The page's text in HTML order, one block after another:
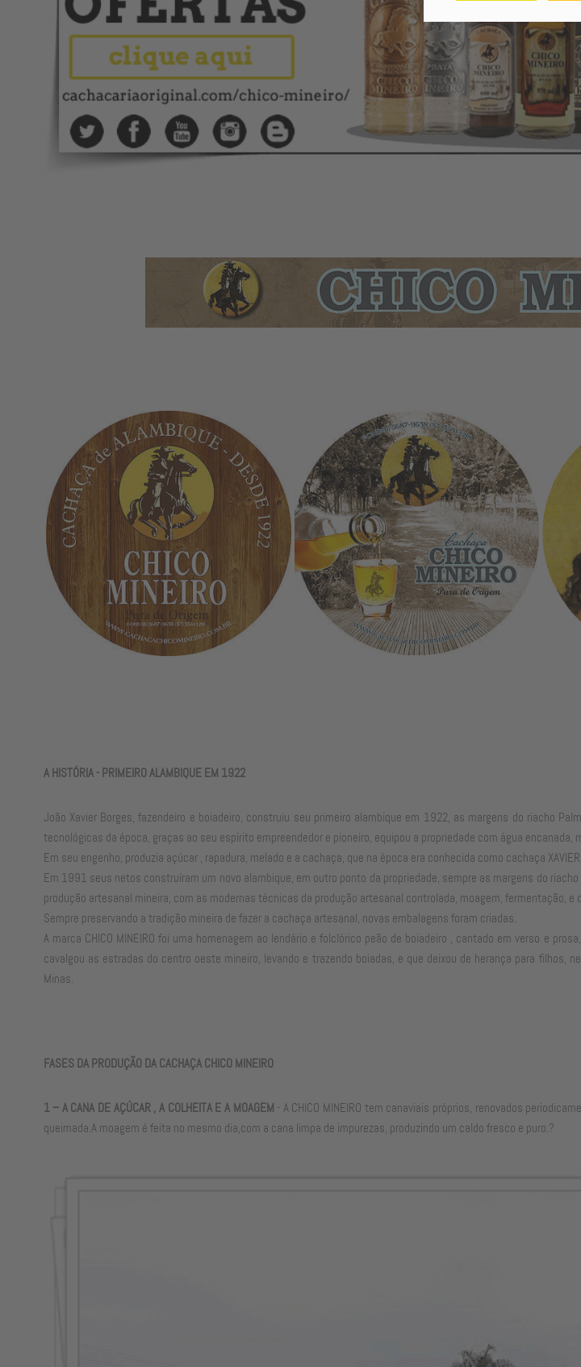
A HISTÓRIA - PRIMEIRO ALAMBIQUE EM 1922
João Xavier Borges, fazendeiro e boiadeiro, construiu seu primeiro alambique em 1922, as margens do riacho
tecnológicas da época, graças ao seu espírito empreendedor e pioneiro, equipou a propriedade com água
Em seu engenho, produzia açúcar , rapadura, melado e a cachaça, que na época era conhecida como cachaça
Em 1991 seus netos construíram um novo alambique, em outro ponto da propriedade, sempre as margens do
produção artesanal mineira, com as modernas técnicas da produção artesanal controlada, moagem, fermentação,
Sempre preservando a tradição mineira de fazer a cachaça artesanal, novas embalagens foram criadas.
A marca CHICO MINEIRO foi uma homenagem ao lendário e folclórico peão de boiadeiro , cantado em verso e
cavalgou as estradas do centro oeste mineiro, levando e trazendo boiadas, e que deixou de herança para
Minas.
FASES DA PRODUÇÃO DA CACHAÇA CHICO MINEIRO
1 – A CANA DE AÇÚCAR , A COLHEITA E A MOAGEM - A CHICO MINEIRO tem canaviais próprios, renovados
queimada.A moagem é feita no mesmo dia,com a cana limpa de impurezas, produzindo um caldo fresco e puro.?